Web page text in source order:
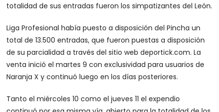
totalidad de sus entradas fueron los simpatizantes del León.
Liga Profesional había puesto a disposición del Pincha un
total de 13.500 entradas, que fueron puestas a disposición
de su parcialidad a través del sitio web deportick.com. La
venta inició el martes 9 con exclusividad para usuarios de
Naranja X y continuó luego en los días posteriores.
Tanto el miércoles 10 como el jueves 11 el expendio